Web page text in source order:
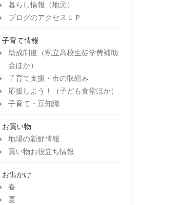
暮らし情報（地元）
ブログのアクセスＵＰ
子育て情報
助成制度（私立高校生徒学費補助
金ほか）
子育て支援・市の取組み
応援しよう！（子ども食堂ほか）
子育て・豆知識
お買い物
地場の新鮮情報
買い物お役立ち情報
お出かけ
春
夏